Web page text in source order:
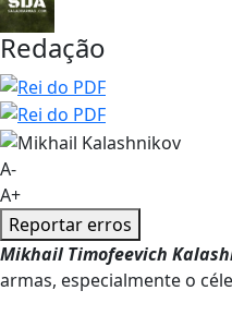
Redação
A-
A+
Reportar erros
Mikhail Timofeevich
armas, especialmente o